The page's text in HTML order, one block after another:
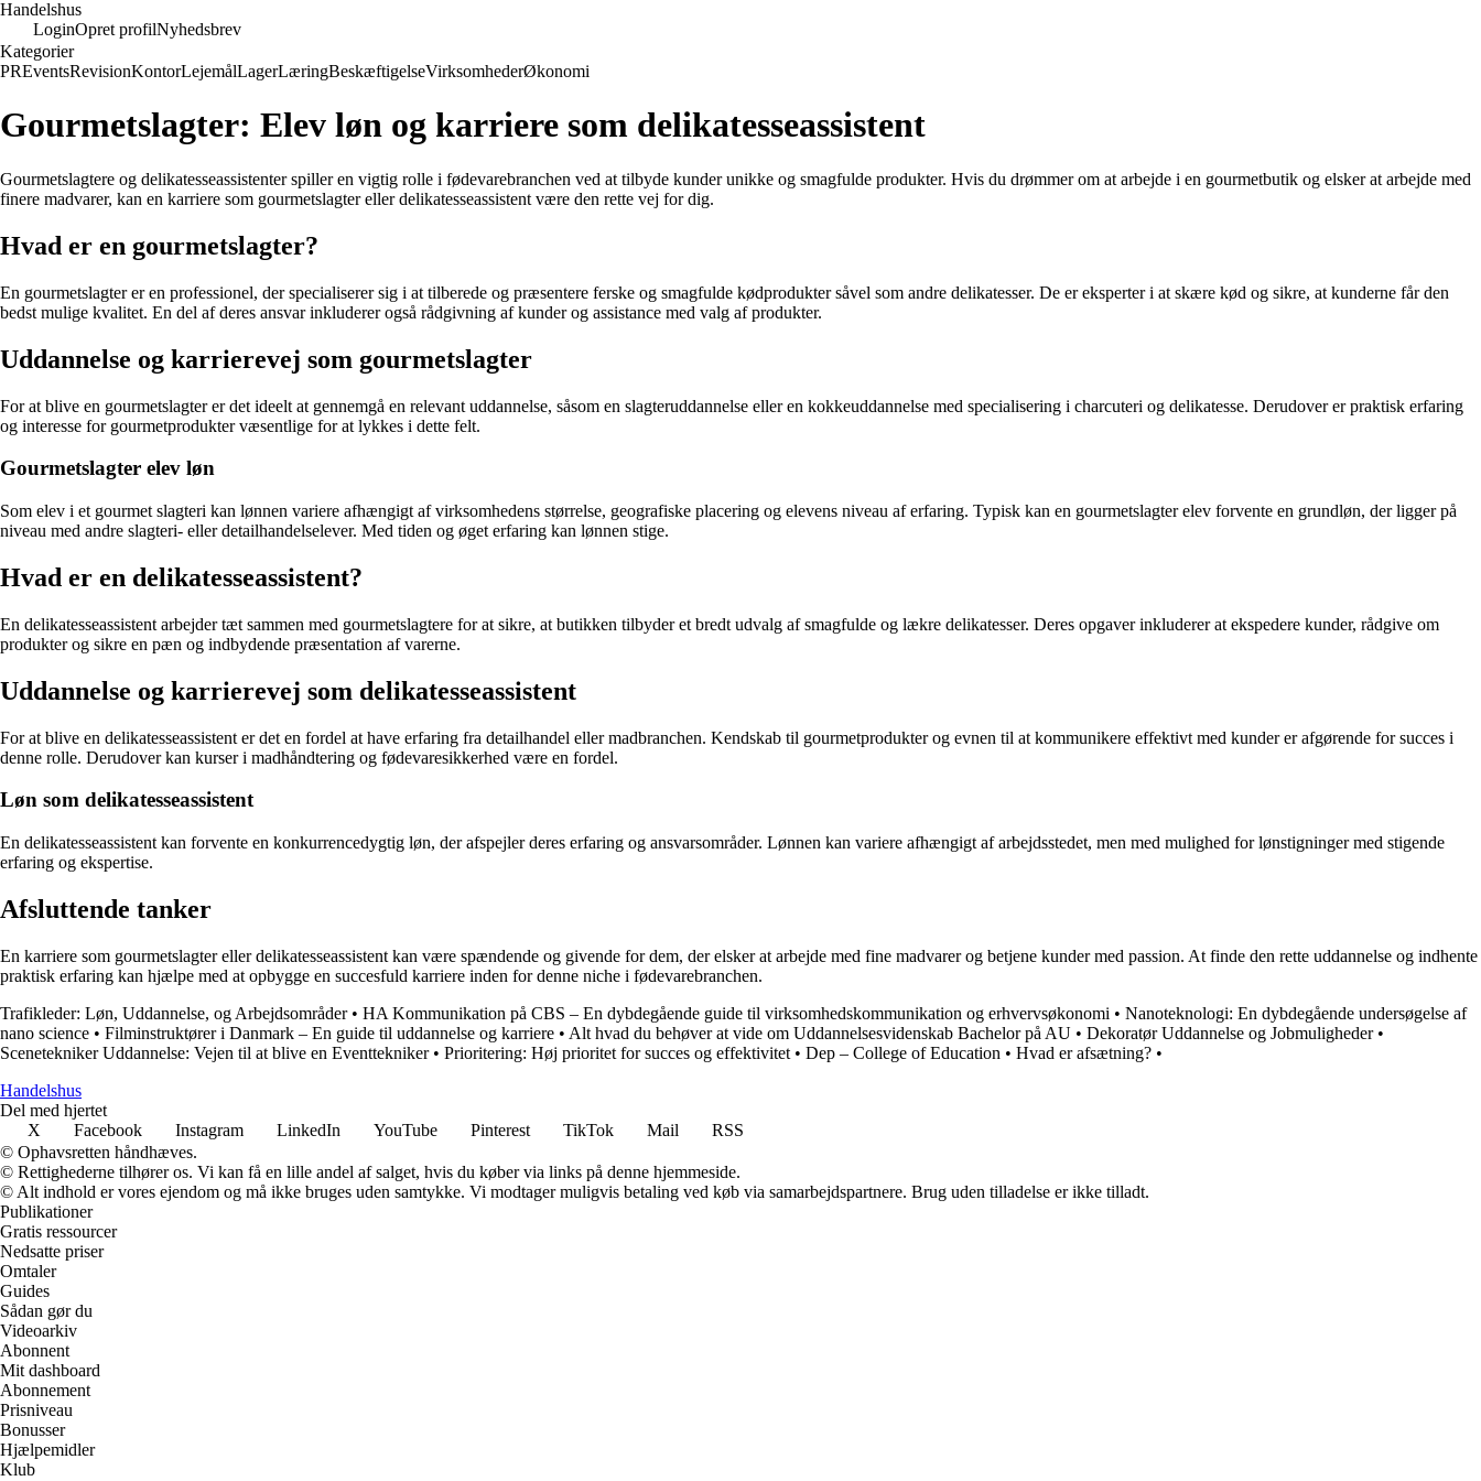
Handelshus
LoginOpret profilNyhedsbrev
Kategorier
PREventsRevisionKontorLejemålLagerLæringBeskæftigelseVirksomhederØkonomi
Gourmetslagter: Elev løn og karriere som delikatesseassistent
Gourmetslagtere og delikatesseassistenter spiller en vigtig rolle i fødevarebranchen ved at tilbyde kunder unikke og smagfulde produkter. Hvis du drømmer om at arbejde i en gourmetbutik og elsker at arbejde med
finere madvarer, kan en karriere som gourmetslagter eller delikatesseassistent være den rette vej for dig.
Hvad er en gourmetslagter?
En gourmetslagter er en professionel, der specialiserer sig i at tilberede og præsentere ferske og smagfulde kødprodukter såvel som andre delikatesser. De er eksperter i at skære kød og sikre, at kunderne får den
bedst mulige kvalitet. En del af deres ansvar inkluderer også rådgivning af kunder og assistance med valg af produkter.
Uddannelse og karrierevej som gourmetslagter
For at blive en gourmetslagter er det ideelt at gennemgå en relevant uddannelse, såsom en slagteruddannelse eller en kokkeuddannelse med specialisering i charcuteri og delikatesse. Derudover er praktisk erfaring
og interesse for gourmetprodukter væsentlige for at lykkes i dette felt.
Gourmetslagter elev løn
Som elev i et gourmet slagteri kan lønnen variere afhængigt af virksomhedens størrelse, geografiske placering og elevens niveau af erfaring. Typisk kan en gourmetslagter elev forvente en grundløn, der ligger på
niveau med andre slagteri- eller detailhandelselever. Med tiden og øget erfaring kan lønnen stige.
Hvad er en delikatesseassistent?
En delikatesseassistent arbejder tæt sammen med gourmetslagtere for at sikre, at butikken tilbyder et bredt udvalg af smagfulde og lækre delikatesser. Deres opgaver inkluderer at ekspedere kunder, rådgive om
produkter og sikre en pæn og indbydende præsentation af varerne.
Uddannelse og karrierevej som delikatesseassistent
For at blive en delikatesseassistent er det en fordel at have erfaring fra detailhandel eller madbranchen. Kendskab til gourmetprodukter og evnen til at kommunikere effektivt med kunder er afgørende for succes i
denne rolle. Derudover kan kurser i madhåndtering og fødevaresikkerhed være en fordel.
Løn som delikatesseassistent
En delikatesseassistent kan forvente en konkurrencedygtig løn, der afspejler deres erfaring og ansvarsområder. Lønnen kan variere afhængigt af arbejdsstedet, men med mulighed for lønstigninger med stigende
erfaring og ekspertise.
Afsluttende tanker
En karriere som gourmetslagter eller delikatesseassistent kan være spændende og givende for dem, der elsker at arbejde med fine madvarer og betjene kunder med passion. At finde den rette uddannelse og indhente
praktisk erfaring kan hjælpe med at opbygge en succesfuld karriere inden for denne niche i fødevarebranchen.
Trafikleder: Løn, Uddannelse, og Arbejdsområder• HA Kommunikation på CBS – En dybdegående guide til virksomhedskommunikation og erhvervsøkonomi • Nanoteknologi: En dybdegående undersøgelse af
nano science • Filminstruktører i Danmark – En guide til uddannelse og karriere • Alt hvad du behøver at vide om Uddannelsesvidenskab Bachelor på AU • Dekoratør Uddannelse og Jobmuligheder•
Scenetekniker Uddannelse: Vejen til at blive en Eventtekniker• Prioritering: Høj prioritet for succes og effektivitet • Dep – College of Education • Hvad er afsætning? •
Handelshus
Del med hjertet
X
Facebook Instagram LinkedIn YouTube Pinterest TikTok Mail
RSS
© Ophavsretten håndhæves.
© Rettighederne tilhører os. Vi kan få en lille andel af salget, hvis du køber via links på denne hjemmeside.
© Alt indhold er vores ejendom og må ikke bruges uden samtykke. Vi modtager muligvis betaling ved køb via samarbejdspartnere. Brug uden tilladelse er ikke tilladt.
Publikationer
Gratis ressourcer
Nedsatte priser
Omtaler
Guides
Sådan gør du
Videoarkiv
Abonnent
Mit dashboard
Abonnement
Prisniveau
Bonusser
Hjælpemidler
Klub